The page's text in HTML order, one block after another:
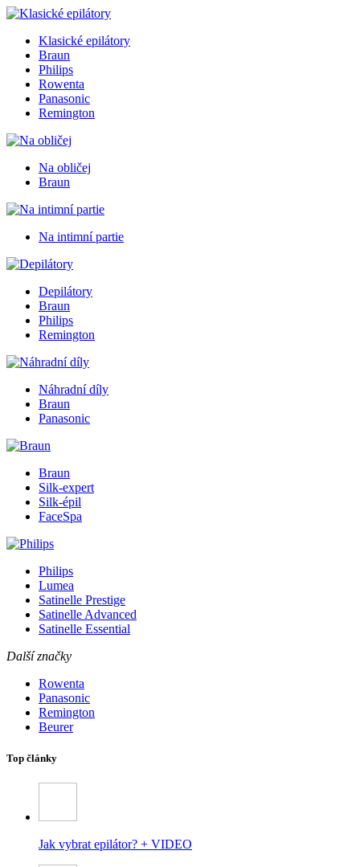
Klasické epilátory
Braun
Philips
Rowenta
Panasonic
Remington
Na obličej
Braun
Na intimní partie
Depilátory
Braun
Philips
Remington
Náhradní díly
Braun
Panasonic
Braun
Silk-expert
Silk-épil
FaceSpa
Philips
Lumea
Satinelle Prestige
Satinelle Advanced
Satinelle Essential
Další značky
Rowenta
Panasonic
Remington
Beurer
Top články
Jak vybrat epilátor? + VIDEO